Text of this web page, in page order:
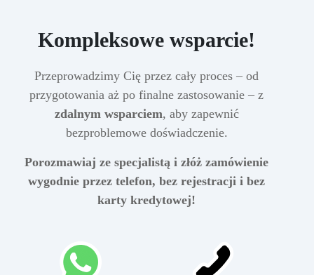
Kompleksowe wsparcie!
Przeprowadzimy Cię przez cały proces – od
przygotowania aż po finalne zastosowanie – z
zdalnym wsparciem, aby zapewnić
bezproblemowe doświadczenie.
Porozmawiaj ze specjalistą i złóż zamówienie
wygodnie przez telefon, bez rejestracji i bez
karty kredytowej!